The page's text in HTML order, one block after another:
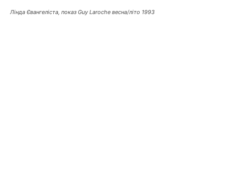
Лінда Євангеліста, показ Guy Laroche весна/літо 1993